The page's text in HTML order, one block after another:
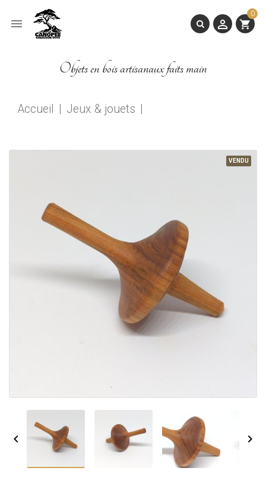
 shopping_cart
0

Objets en bois artisanaux faits main
Accueil Jeux & jouets
VENDU
 